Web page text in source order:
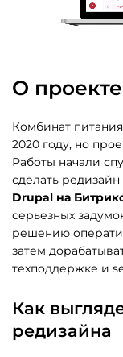
О проекте
Комбинат
2020 году, но
Работы начали
сделать редизайн
Drupal на
серьезных
решению
затем
техподдержке и
Как
редизайна